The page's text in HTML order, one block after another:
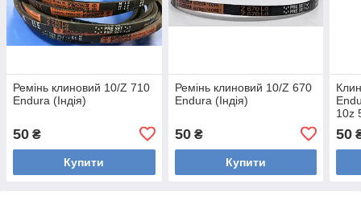
Ремінь клиновий 10/Z 710
Endura (Індія)
50 ₴
Купити
Ремінь клиновий 10/Z 670
Endura (Індія)
50₴
Купити
10z
50